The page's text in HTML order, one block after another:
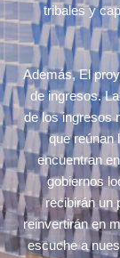
tribales y
Además, El
de ingresos.
de los ingresos
que reúnan
encuentran
gobiernos
recibirán un
reinvertirán en
escuche a